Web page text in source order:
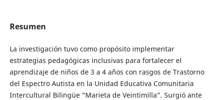
Resumen
La investigación tuvo como propósito implementar
estrategias pedagógicas inclusivas para fortalecer el
aprendizaje de niños de 3 a 4 años con rasgos de Trastorno
del Espectro Autista en la Unidad Educativa Comunitaria
Intercultural Bilingüe “Marieta de Veintimilla”. Surgió ante